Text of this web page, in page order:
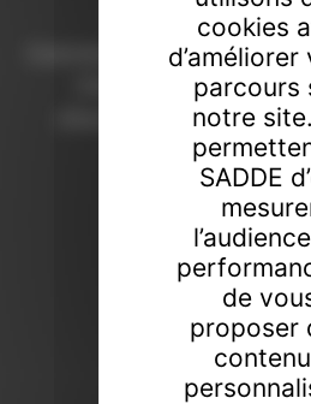
Commissaires-priseurs de
Chaumont depuis
d’excellence pour
FAIRE ESTIMER
PROCHAINES
cookies
parcours
notre
SADDE
de
proposer